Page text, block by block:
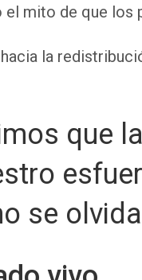
el mito de que los
la
que
se